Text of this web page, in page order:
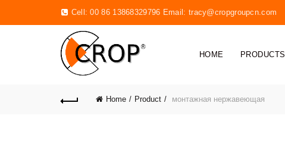
Cell: 00 86 13868329796 Email: tracy@cropgroupcn.com
HOME PRODUCTS
Home Product монтажная нержавеющая